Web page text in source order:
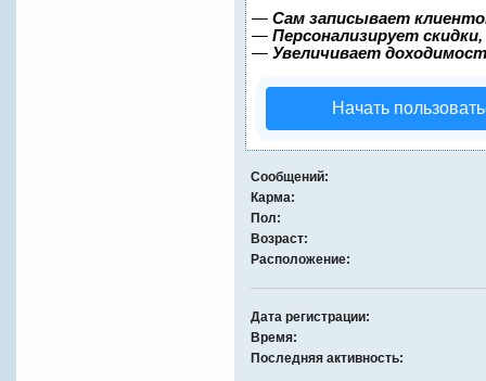
— Сам записывает
— Персонализирует
— Увеличивает
Начать
Сообщений:
Карма:
Пол:
Возраст:
Расположение:
Дата регистрации:
Время:
Последняя активность: